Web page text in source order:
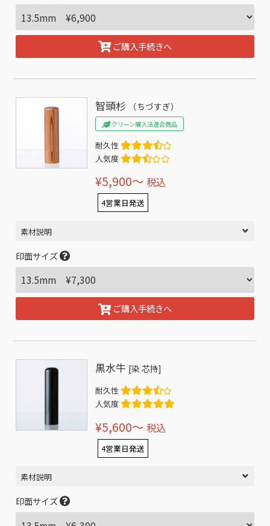
ご購入手続きへ
智頭杉 （ちづすぎ）
グリーン購入法適合商品
耐久性
人気度
¥5,900〜 税込
4営業日発送
素材説明
印面サイズ
ご購入手続きへ
黒水牛 [染 芯持]
耐久性
人気度
¥5,600〜 税込
4営業日発送
素材説明
印面サイズ